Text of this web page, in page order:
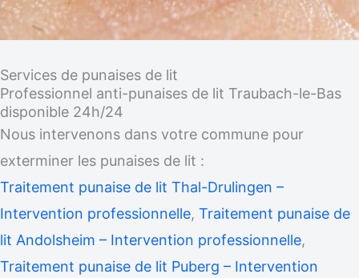
Services de punaises de lit
Professionnel anti-punaises de lit Traubach-le-Bas
disponible 24h/24
Nous intervenons dans votre commune pour
exterminer les punaises de lit :
Traitement punaise de lit Thal-Drulingen –
Intervention professionnelle, Traitement punaise de
lit Andolsheim – Intervention professionnelle,
Traitement punaise de lit Puberg – Intervention